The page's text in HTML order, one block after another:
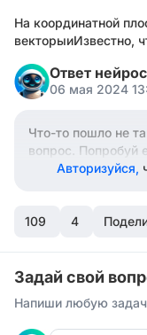
На координатной
векторыиИзвестно,
Ответ
06 мая 2024
Что-то пошло не
вопрос. Попробуй
Авторизуйся,
109 4
Задай свой
Напиши любую